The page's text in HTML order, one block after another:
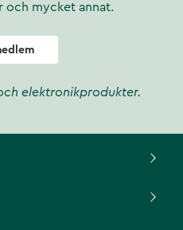
och mycket annat.
elektronikprodukter.